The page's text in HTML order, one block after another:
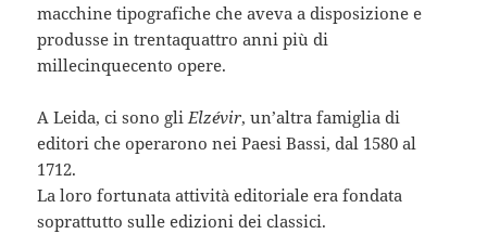
macchine tipografiche che aveva a disposizione e
produsse in trentaquattro anni più di
millecinquecento opere.
A Leida, ci sono gliElzévir, un’altra famiglia di
editori che operarono nei Paesi Bassi, dal 1580 al
1712.
La loro fortunata attività editoriale era fondata
soprattutto sulle edizioni dei classici.